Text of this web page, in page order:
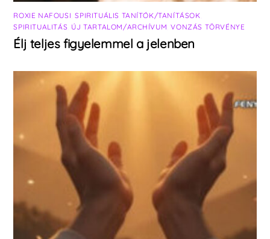
ROXIE NAFOUSI ,SPIRITUÁLIS TANÍTÓK/TANÍTÁSOK
SPIRITUALITÁS ÚJ TARTALOM/ARCHÍVUM ,VONZÁS TÖRVÉNYE
Élj teljes figyelemmel a jelenben